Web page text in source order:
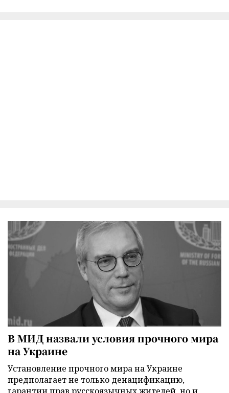
В МИД назвали условия прочного мира
на Украине
Установление прочного мира на Украине
предполагает не только денацификацию,